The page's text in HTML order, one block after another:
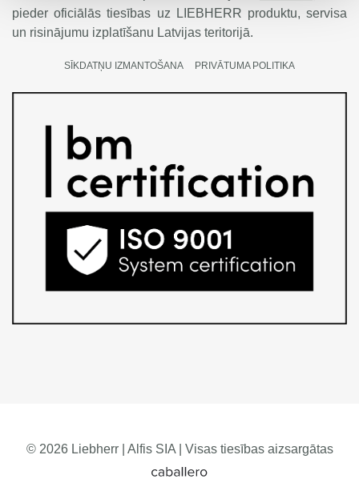
pieder oficiālās tiesības uz LIEBHERR produktu, servisa
un risinājumu izplatīšanu Latvijas teritorijā.
SĪKDATŅU IZMANTOŠANA PRIVĀTUMA POLITIKA
© 2026 Liebherr | Alfis SIA | Visas tiesības aizsargātas